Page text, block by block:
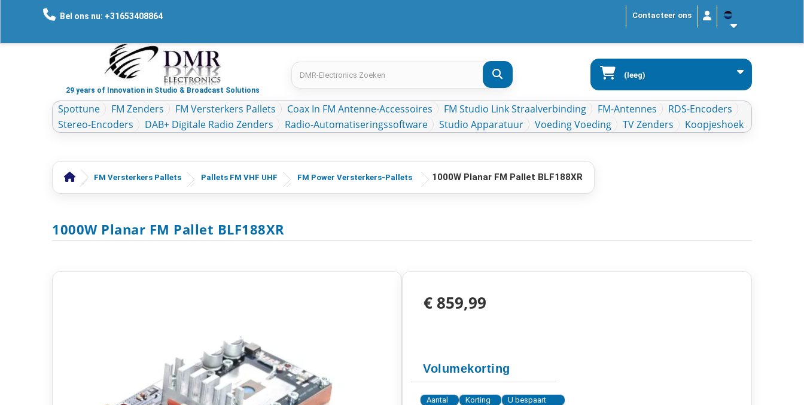
Contacteer ons
Bel ons nu: +31653408864
29 years of Innovation in Studio & Broadcast Solutions
(leeg)
Spottune FM Zenders FM Versterkers Pallets Coax In FM Antenne-Accessoires FM Studio Link Straalverbinding FM-Antennes
RDS-Encoders
Stereo-Encoders
DAB+ Digitale Radio Zenders Radio-Automatiseringssoftware Studio Apparatuur Voeding Voeding TV Zenders Koopjeshoek
FM Versterkers Pallets Pallets FM VHF UHF FM Power Versterkers-Pallets 1000W Planar FM Pallet BLF188XR
1000W Planar FM Pallet BLF188XR
€ 859,99
Volumekorting
Aantal Korting
U bespaart